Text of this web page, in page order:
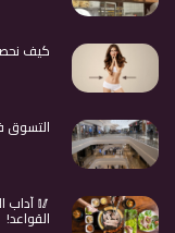
كيف
التسوق
🥢 آداب
القواعد!